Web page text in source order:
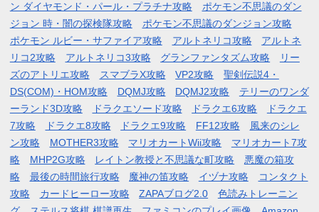
ン ダイヤモンド・パール・プラチナ攻略
ポケモン不思議のダン
ジョン 時・闇の探検隊攻略
ポケモン不思議のダンジョン攻略
ポケモン ルビー・サファイア攻略
アルトネリコ攻略
アルトネ
リコ2攻略
アルトネリコ3攻略 グランファンタズム攻略
リー
ズのアトリエ攻略
スマブラX攻略 VP2攻略
聖剣伝説4・
DS(COM)・HOM攻略
DQMJ攻略 DQMJ2攻略
テリーのワンダ
ーランド3D攻略
ドラクエソード攻略 ドラクエ6攻略
ドラクエ
7攻略
ドラクエ8攻略 ドラクエ9攻略 FF12攻略
風来のシレ
ン攻略
MOTHER3攻略 マリオカートWii攻略
マリオカート7攻
略
MHP2G攻略 レイトン教授と不思議な町攻略
悪魔の箱攻
略
最後の時間旅行攻略 魔神の笛攻略 イヅナ攻略
コンタクト
攻略
カードヒーロー攻略 ZAPAブログ2.0
色読みトレーニン